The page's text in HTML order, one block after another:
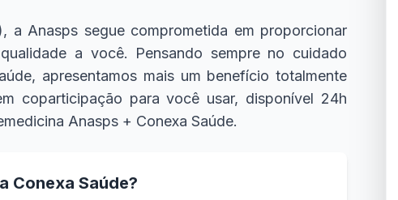
a Anasps segue comprometida em proporcionar
a você. Pensando sempre no cuidado
apresentamos mais um benefício totalmente
coparticipação para você usar, disponível 24h
Anasps + Conexa Saúde.
Conexa Saúde?